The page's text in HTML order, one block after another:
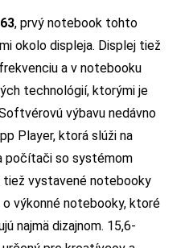
, prvý notebook tohto
okolo displeja. Displej tiež
a v notebooku
technológií, ktorými je
výbavu nedávno
Player, ktorá slúži na
počítači so systémom
tiež vystavené notebooky
výkonné notebooky, ktoré
najmä dizajnom. 15,6-